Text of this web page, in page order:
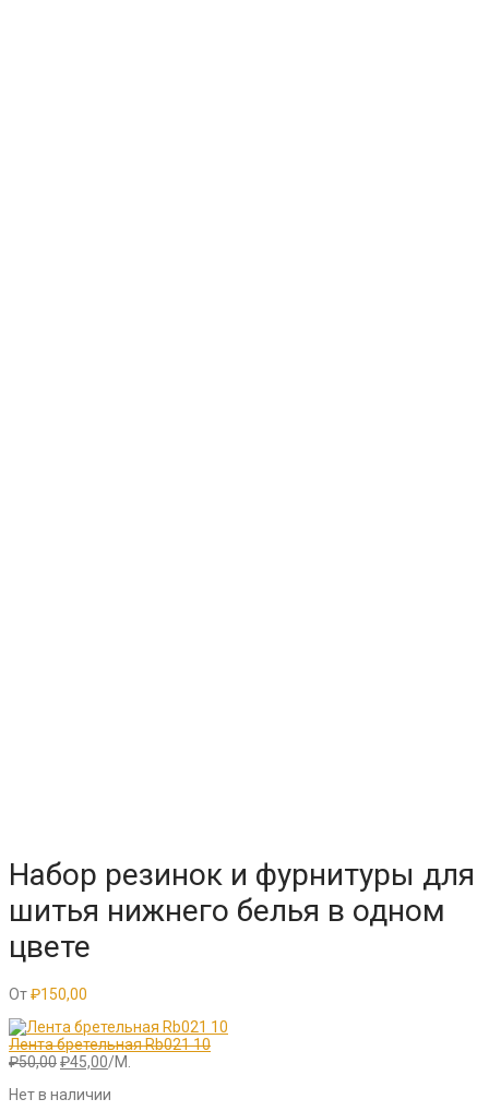
Набор резинок и фурнитуры для
шитья нижнего белья в одном
цвете
От₽150,00
Лента бретельная Rb021 10
₽50,00Первоначальная
составляла
₽45,00Текущая
₽45,00.
/М.
Нет в наличии